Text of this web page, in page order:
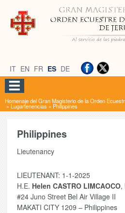
IT EN FR ES DE
Homenaje del Gran Magisterio de la Orden
» Lugartenencias » Philippines
Philippines
Lieutenancy
LIEUTENANT: 1-1-2025
H.E. Helen CASTRO LIMCAOCO,
#24 Juno Street Bel Air Village II
MAKATI CITY 1209 – Philippines